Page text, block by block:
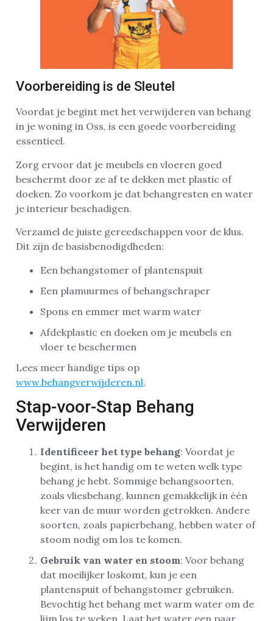
Voorbereiding is de Sleutel
Voordat je begint met het verwijderen van behang
in je woning in Oss, is een goede voorbereiding
essentieel.
Zorg ervoor dat je meubels en vloeren goed
beschermt door ze af te dekken met plastic of
doeken. Zo voorkom je dat behangresten en water
je interieur beschadigen.
Verzamel de juiste gereedschappen voor de klus.
Dit zijn de basisbenodigdheden:
Een behangstomer of plantenspuit
Een plamuurmes of behangschraper
Spons en emmer met warm water
Afdekplastic en doeken om je meubels en
vloer te beschermen
Lees meer handige tips op
www.behangverwijderen.nl.
Stap-voor-Stap Behang
Verwijderen
Identificeer het type behang: Voordat je
begint, is het handig om te weten welk type
behang je hebt. Sommige behangsoorten,
zoals vliesbehang, kunnen gemakkelijk in één
keer van de muur worden getrokken. Andere
soorten, zoals papierbehang, hebben water of
stoom nodig om los te komen.
Gebruik van water en stoom: Voor behang
dat moeilijker loskomt, kun je een
plantenspuit of behangstomer gebruiken.
Bevochtig het behang met warm water om de
lijm los te weken. Laat het water een paar